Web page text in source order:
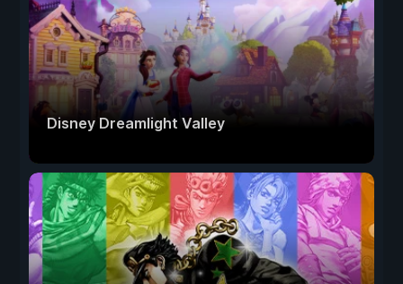
Disney Dreamlight Valley